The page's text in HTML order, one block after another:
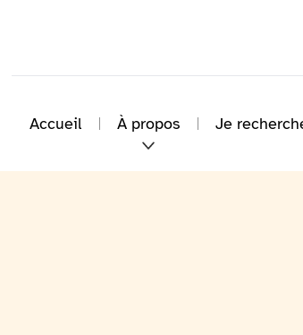
Accueil À propos Je